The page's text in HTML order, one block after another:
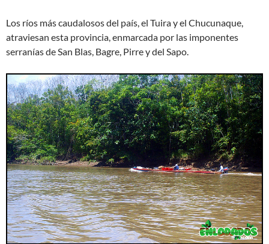
Los ríos más caudalosos del país, el Tuira y el Chucunaque,
atraviesan esta provincia, enmarcada por las imponentes
serranías de San Blas, Bagre, Pirre y del Sapo.